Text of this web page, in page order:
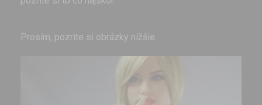
Prosím, pozrite si obrázky nižšie.